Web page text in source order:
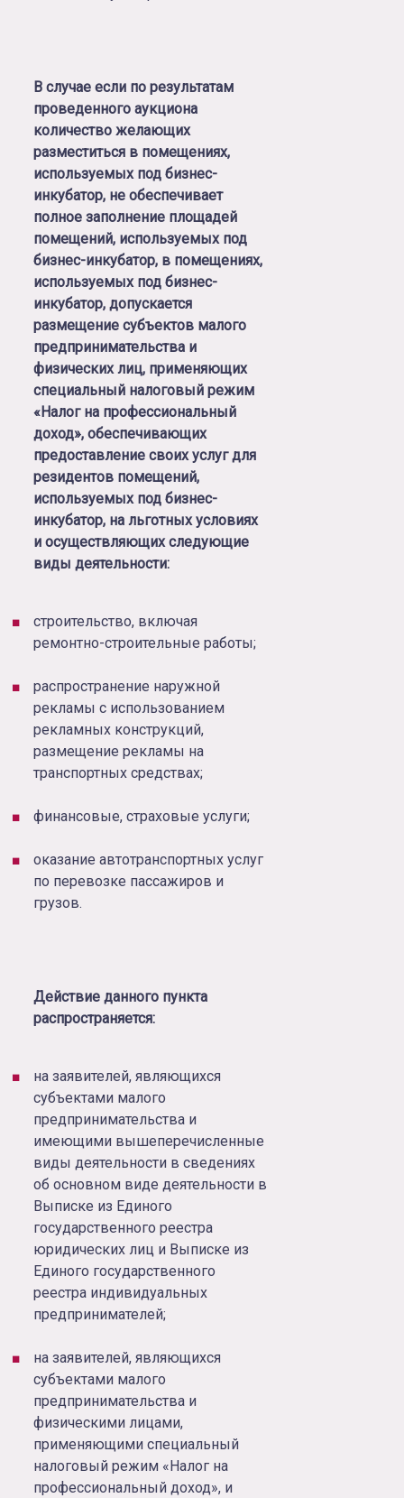
В случае если по результатам
проведенного аукциона
количество желающих
разместиться в помещениях,
используемых под бизнес-
инкубатор, не обеспечивает
полное заполнение площадей
помещений, используемых под
бизнес-инкубатор, в помещениях,
используемых под бизнес-
инкубатор, допускается
размещение субъектов малого
предпринимательства и
физических лиц, применяющих
специальный налоговый режим
«Налог на профессиональный
доход», обеспечивающих
предоставление своих услуг для
резидентов помещений,
используемых под бизнес-
инкубатор, на льготных условиях
и осуществляющих следующие
виды деятельности:
строительство, включая
ремонтно-строительные работы;
распространение наружной
рекламы с использованием
рекламных конструкций,
размещение рекламы на
транспортных средствах;
финансовые, страховые услуги;
оказание автотранспортных услуг
по перевозке пассажиров и
грузов.
Действие данного пункта
распространяется:
на заявителей, являющихся
субъектами малого
предпринимательства и
имеющими вышеперечисленные
виды деятельности в сведениях
об основном виде деятельности в
Выписке из Единого
государственного реестра
юридических лиц и Выписке из
Единого государственного
реестра индивидуальных
предпринимателей;
на заявителей, являющихся
субъектами малого
предпринимательства и
физическими лицами,
применяющими специальный
налоговый режим «Налог на
профессиональный доход», и